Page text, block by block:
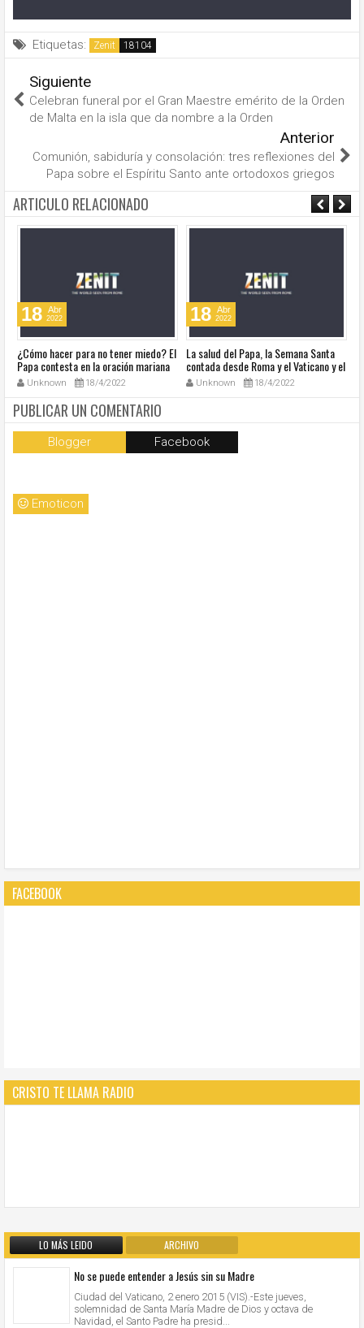
Etiquetas: Zenit
Siguiente
Celebran funeral por el Gran Maestre emérito de la Orden
de Malta en la isla que da nombre a la Orden
Anterior
Comunión, sabiduría y consolación: tres reflexiones del
Papa sobre el Espíritu Santo ante ortodoxos griegos
ARTICULO RELACIONADO
18 Abr
2022
¿Cómo hacer para no tener miedo? El
Papa contesta en la oración mariana
de este lunes en la Plaza de San
Pedro
Unknown 18/4/2022
18 Abr
2022
La salud del Papa, la Semana Santa
contada desde Roma y el Vaticano y el
resumen de noticias en audio
Unknown 18/4/2022
PUBLICAR UN COMENTARIO
Blogger Facebook
Emoticon
FACEBOOK
CRISTO TE LLAMA RADIO
LO MÁS LEIDO ARCHIVO
No se puede entender a Jesús sin su Madre
Ciudad del Vaticano, 2 enero 2015 (VIS).-Este jueves,
solemnidad de Santa María Madre de Dios y octava de
Navidad, el Santo Padre ha presid...